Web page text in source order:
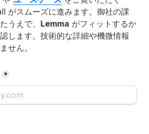
がスムーズに進みます。御社の課
うえで、 Lemma がフィットするか
します。技術的な詳細や機微情報
せん。
*